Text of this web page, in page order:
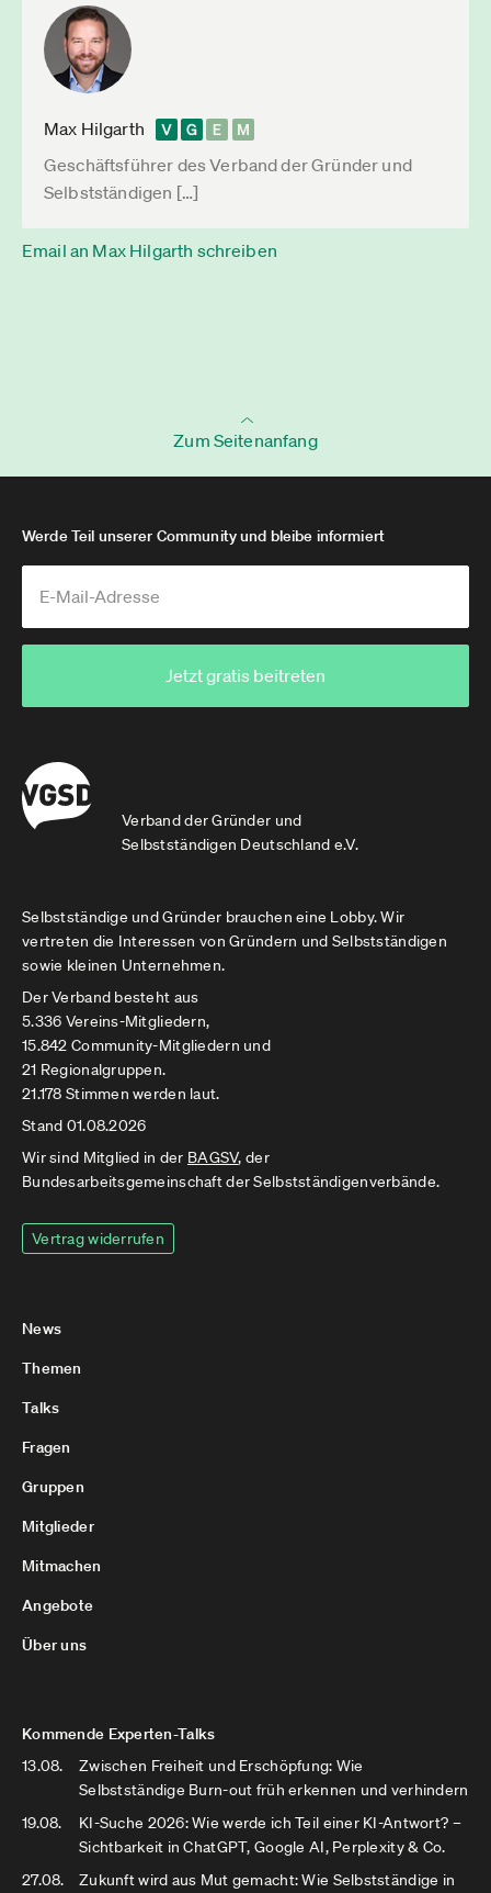
Max Hilgarth
Geschäftsführer des Verband der Gründer und
Selbstständigen […]
Email an Max Hilgarth schreiben
Zum Seitenanfang
Verband der Gründer und
Selbstständigen Deutschland e.V.
Werde Teil unserer Community und bleibe informiert
Jetzt gratis beitreten
Selbstständige und Gründer brauchen eine Lobby. Wir
vertreten die Interessen von Gründern und Selbstständigen
sowie kleinen Unternehmen.
Der Verband besteht aus
5.336 Vereins-Mitgliedern,
15.842 Community-Mitgliedern und
21 Regionalgruppen.
21.178 Stimmen werden laut.
Stand 01.08.2026
Wir sind Mitglied in der BAGSV, der
Bundesarbeitsgemeinschaft der Selbstständigenverbände.
Vertrag widerrufen
News
Themen
Talks
Fragen
Gruppen
Mitglieder
Mitmachen
Angebote
Über uns
Kommende Experten-Talks
13.08.
Zwischen Freiheit und Erschöpfung: Wie
Selbstständige Burn-out früh erkennen und verhindern
19.08.
KI-Suche 2026: Wie werde ich Teil einer KI-Antwort? –
Sichtbarkeit in ChatGPT, Google AI, Perplexity & Co.
27.08.
Zukunft wird aus Mut gemacht: Wie Selbstständige in